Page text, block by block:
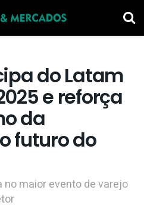
do Latam
e reforça
da
futuro do
maior evento de varejo